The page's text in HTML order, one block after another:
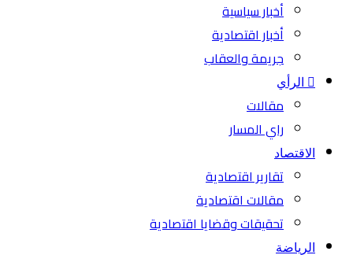
أخبار سياسية
أخبار اقتصادية
جريمة والعقاب
الرأي
مقالات
راي المسار
الاقتصاد
تقارير اقتصادية
مقالات اقتصادية
تحقيقات وقضايا اقتصادية
الرياضة